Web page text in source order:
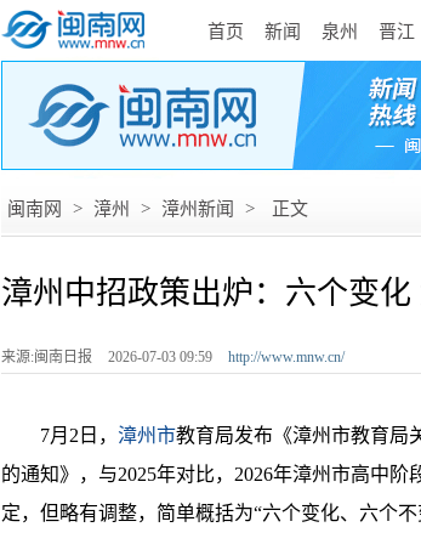
首页 新闻 泉州 晋江
闽南网 > 漳州 > 漳州新闻 > 正文
漳州中招政策出炉：六个变化
来源:闽南日报 2026-07-03 09:59 http://www.mnw.cn/
7月2日， 漳州市教育局发布《漳州市教育局
的通知》，与2025年对比，2026年漳州市高中
定，但略有调整，简单概括为“六个变化、六个不